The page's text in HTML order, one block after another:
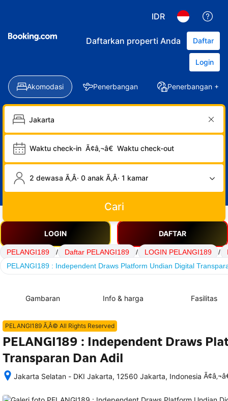
IDR
Daftarkan properti Anda Daftar
Login
Akomodasi Penerbangan Penerbangan +
Waktu check-in Ã¢â‚¬â€ Waktu check-out
2 dewasa Ã‚Â· 0 anak Ã‚Â· 1 kamar
Cari
LOGIN DAFTAR
PELANGI189 / Daftar PELANGI189 / LOGIN PELANGI189 /
PELANGI189 : Independent Draws Platform Undian Digital
Gambaran Info & harga Fasilitas
PELANGI189 Ã‚Â© All Rights Reserved
PELANGI189 : Independent Draws
Transparan Dan Adil
Jakarta Selatan - DKI Jakarta, 12560 Jakarta, Indonesia
memesan,